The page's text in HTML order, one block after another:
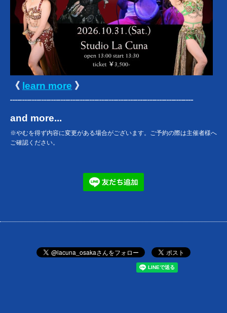
《 learn more 》
┈┈┈┈┈┈┈┈┈┈┈┈┈┈┈┈┈┈┈
and more...
※やむを得ず内容に変更がある場合がございます。ご予約の際は主催者様へ
ご確認ください。